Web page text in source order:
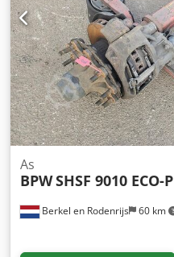
Berkel en Rodenrijs 60 km
As
BPWSHSF 9010 ECO-P